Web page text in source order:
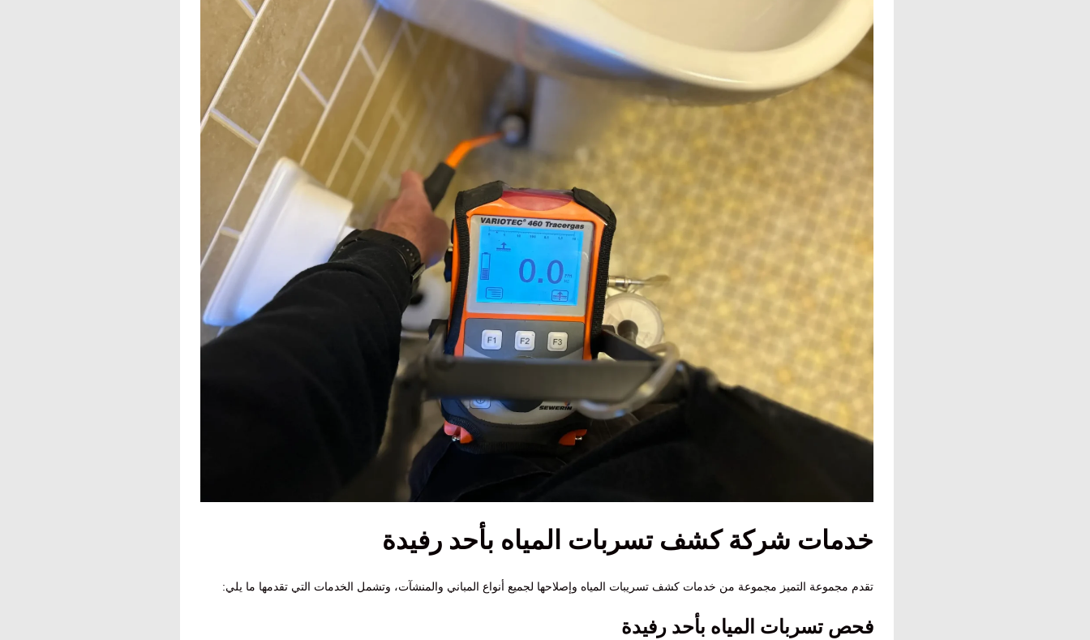
خدمات شركة كشف تسربات المياه بأحد رفيدة
تقدم مجموعة التميز مجموعة من خدمات كشف تسريبات المياه وإصلاحها لجميع أنواع المباني والمنشآت، وتشمل الخدمات التي تقدمها ما يلي:
فحص تسربات المياه بأحد رفيدة